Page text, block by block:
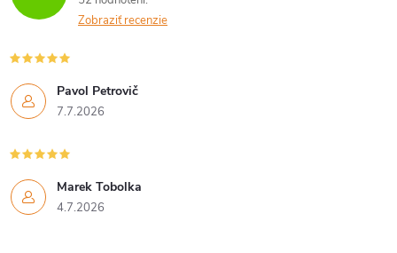
Zobraziť recenzie
Pavol Petrovič
7.7.2026
Marek Tobolka
4.7.2026